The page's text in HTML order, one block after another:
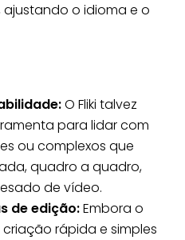
o idioma e o
O Fliki talvez
para lidar com
ou complexos que
quadro a quadro,
de vídeo.
de edição:Embora o
criação rápida e simples